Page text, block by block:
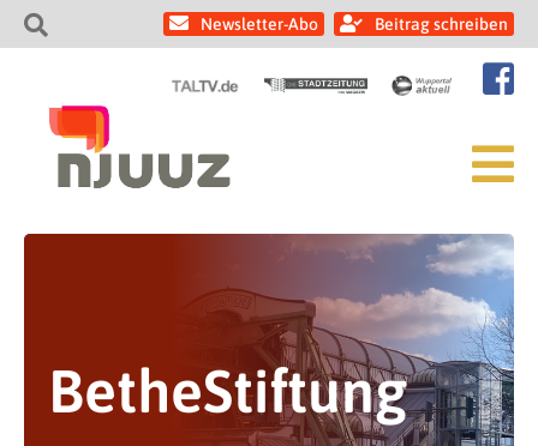
Newsletter-Abo Beitrag schreiben
BetheStiftung